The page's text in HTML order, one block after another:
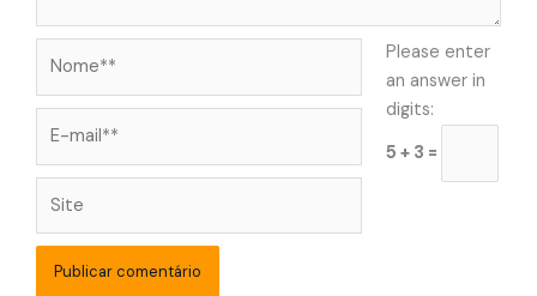
mail**
Please enter
an answer in
digits:
5 + 3 =